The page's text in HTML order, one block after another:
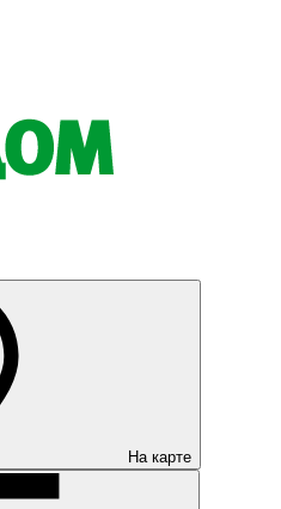
На карте